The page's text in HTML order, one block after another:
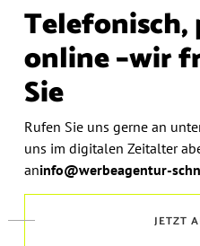
Telefonisch,
online –wir
Sie
Rufen Sie uns gerne an
uns im digitalen Zeitalter
aninfo@werbeagentur-
JETZT